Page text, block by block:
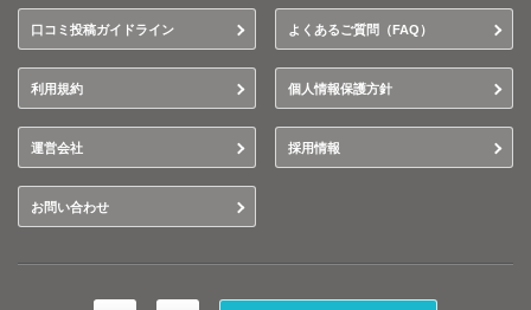
口コミ投稿ガイドライン よくあるご質問（FAQ）
利用規約 個人情報保護方針
運営会社 採用情報
お問い合わせ